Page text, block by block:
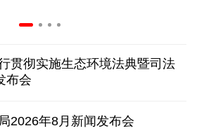
多导弹 特朗普：我们也想要
议声：勿忘历史、拒绝拥核
贯彻实施生态环境法典暨司法
布会
2026年8月新闻发布会